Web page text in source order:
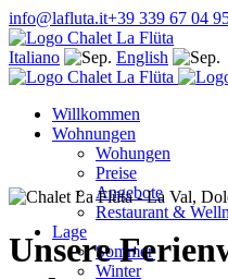
info@lafluta.it+39 339 67 04
Italiano English
Willkommen
Wohnungen
Wohungen
Preise
Angebote
Restaurant &
Lage
Sommer
Winter
Unsere